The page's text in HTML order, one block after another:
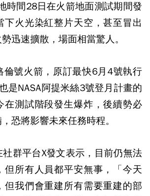
時間28日在火箭地面測試期間發
下火光染紅整片天空，甚至冒出
迅速擴散，場面相當驚人。
倫號火箭，原訂最快6月4號執行
是NASA阿提米絲3號登月計畫的
在測試階段發生爆炸，後續勢必
恐將影響未來任務時程。
社群平台X發文表示，目前仍無法
但所有人員都平安無事，「今天
但我們會重建所有需要重建的部